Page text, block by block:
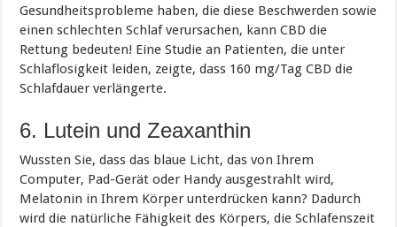
Gesundheitsprobleme haben, die diese Beschwerden sowie
einen schlechten Schlaf verursachen, kann CBD die
Rettung bedeuten! Eine Studie an Patienten, die unter
Schlaflosigkeit leiden, zeigte, dass 160 mg/Tag CBD die
Schlafdauer verlängerte.
6. Lutein und Zeaxanthin
Wussten Sie, dass das blaue Licht, das von Ihrem
Computer, Pad-Gerät oder Handy ausgestrahlt wird,
Melatonin in Ihrem Körper unterdrücken kann? Dadurch
wird die natürliche Fähigkeit des Körpers, die Schlafenszeit